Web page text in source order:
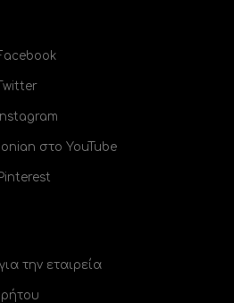
στο YouTube
την εταιρεία